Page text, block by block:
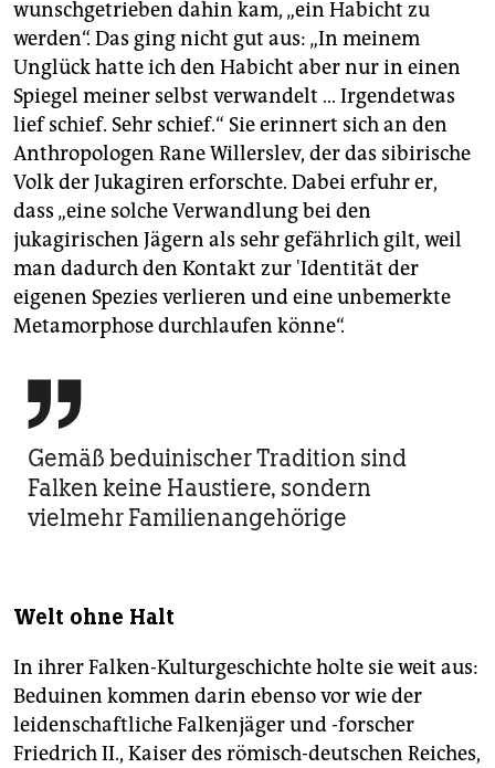
wunschgetrieben dahin kam, „ein Habicht zu
werden“. Das ging nicht gut aus: „In meinem
Unglück hatte ich den Habicht aber nur in einen
Spiegel meiner selbst verwandelt … Irgendetwas
lief schief. Sehr schief.“ Sie erinnert sich an den
Anthropologen Rane Willerslev, der das sibirische
Volk der Jukagiren erforschte. Dabei erfuhr er,
dass „eine solche Verwandlung bei den
jukagirischen Jägern als sehr gefährlich gilt, weil
man dadurch den Kontakt zur 'Identität der
eigenen Spezies verlieren und eine unbemerkte
Metamorphose durchlaufen könne“.

Gemäß beduinischer Tradition sind
Falken keine Haustiere, sondern
vielmehr Familienangehörige
Welt ohne Halt
In ihrer Falken-Kulturgeschichte holte sie weit aus:
Beduinen kommen darin ebenso vor wie der
leidenschaftliche Falkenjäger und -forscher
Friedrich II., Kaiser des römisch-deutschen Reiches,